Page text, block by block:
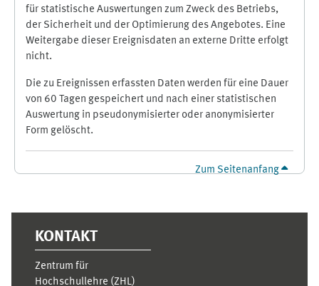
für statistische Auswertungen zum Zweck des Betriebs,
der Sicherheit und der Optimierung des Angebotes. Eine
Weitergabe dieser Ereignisdaten an externe Dritte erfolgt
nicht.
Die zu Ereignissen erfassten Daten werden für eine Dauer
von 60 Tagen gespeichert und nach einer statistischen
Auswertung in pseudonymisierter oder anonymisierter
Form gelöscht.
Zum Seitenanfang
KONTAKT
Zentrum für
Hochschullehre (ZHL)